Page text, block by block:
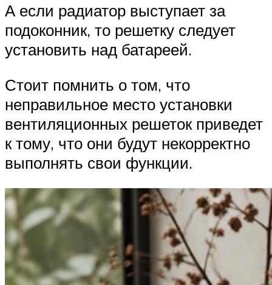
А если радиатор выступает за
подоконник, то решетку следует
установить над батареей.
Стоит помнить о том, что
неправильное место установки
вентиляционных решеток приведет
к тому, что они будут некорректно
выполнять свои функции.